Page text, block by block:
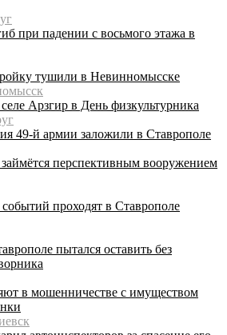
при падении с восьмого этажа в
тушили в Невинномысске
Арзгир в День физкультурника
49-й армии заложили в Ставрополе
перспективным вооружением
проходят в Ставрополе
пытался оставить без
в мошенничестве с имуществом